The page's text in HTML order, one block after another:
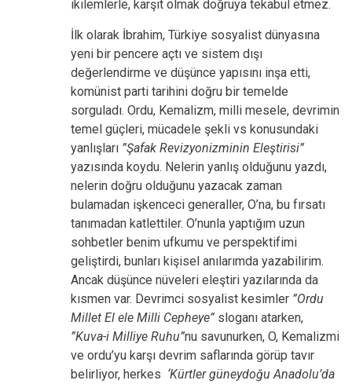
ikilemlerle, karşıt olmak doğruya tekabül etmez.
İlk olarak İbrahim, Türkiye sosyalist dünyasına
yeni bir pencere açtı ve sistem dışı
değerlendirme ve düşünce yapısını inşa etti,
komünist parti tarihini doğru bir temelde
sorguladı. Ordu, Kemalizm, milli mesele, devrimin
temel güçleri, mücadele şekli vs konusundaki
yanlışları ”Şafak Revizyonizminin Eleştirisi”
yazısında koydu. Nelerin yanlış olduğunu yazdı,
nelerin doğru olduğunu yazacak zaman
bulamadan işkenceci generaller, O’na, bu fırsatı
tanımadan katlettiler. O’nunla yaptığım uzun
sohbetler benim ufkumu ve perspektifimi
geliştirdi, bunları kişisel anılarımda yazabilirim.
Ancak düşünce nüveleri eleştiri yazılarında da
kısmen var. Devrimci sosyalist kesimler ”Ordu
Millet El ele Milli Cepheye” sloganı atarken,
”Kuva-i Milliye Ruhu”nu savunurken, O, Kemalizmi
ve ordu’yu karşı devrim saflarında görüp tavır
belirliyor, herkes ‘Kürtler güneydoğu Anadolu’da